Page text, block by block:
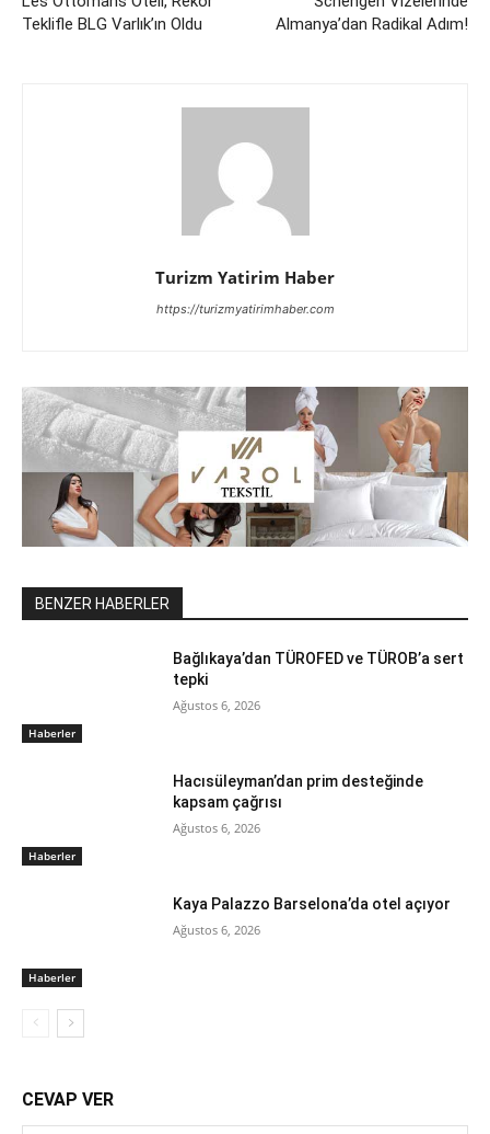
Teklifle BLG Varlık’ın Oldu
Almanya’dan Radikal Adım!
Turizm Yatirim Haber
https://turizmyatirimhaber.com
BENZER HABERLER
Haberler
Bağlıkaya’dan TÜROFED ve TÜROB’a sert
tepki
Ağustos 6, 2026
Haberler
Hacısüleyman’dan prim desteğinde
kapsam çağrısı
Ağustos 6, 2026
Haberler
Kaya Palazzo Barselona’da otel açıyor
Ağustos 6, 2026
CEVAP VER